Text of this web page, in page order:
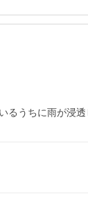
うちに雨が浸透